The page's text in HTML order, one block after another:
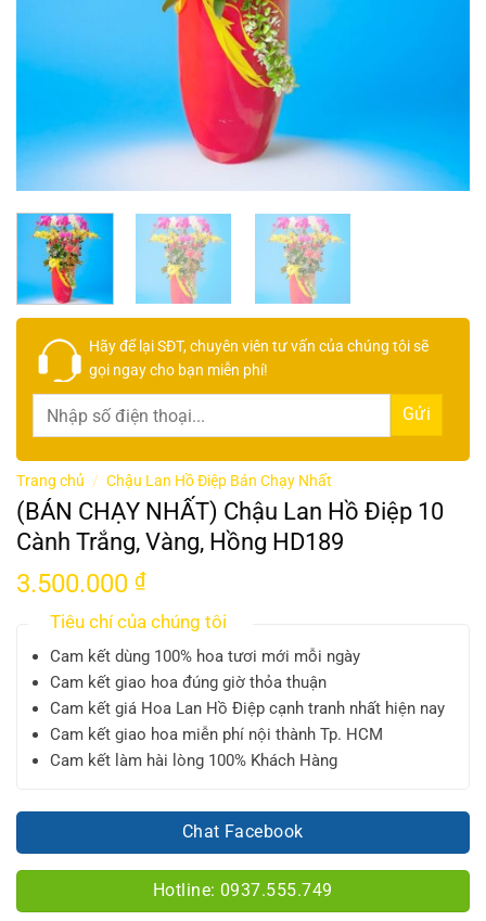
Hãy để lạiSĐT, chuyên viên tư vấn của chúng tôi sẽ
gọi ngay cho bạn miễn phí!
Trang chủ / Chậu Lan Hồ Điệp Bán Chạy Nhất
(BÁN CHẠY NHẤT) Chậu Lan Hồ Điệp 10
Cành Trắng, Vàng, Hồng HD189
3.500.000 ₫
Tiêu chí của chúng tôi
Cam kết dùng 100% hoa tươi mới mỗi ngày
Cam kết giao hoa đúng giờ thỏa thuận
Cam kết giá Hoa Lan Hồ Điệp cạnh tranh nhất hiện nay
Cam kết giao hoa miễn phí nội thành Tp. HCM
Cam kết làm hài lòng 100% Khách Hàng
Chat Facebook
Hotline: 0937.555.749